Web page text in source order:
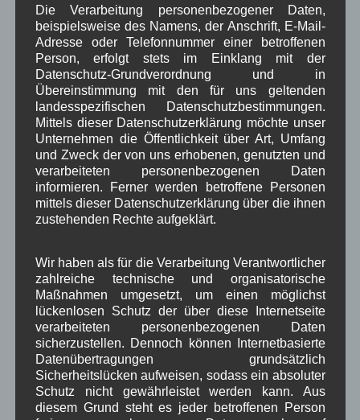
Januar 2026(8)
Dezember 2025(14)
November 2025(5)
Oktober 2025
(8)
September 2025(5)
August 2025(2)
Juli 2025(9)
Juni 2025 (7)
Mai 2025(3)
April 2025(8)
März 2025(5)
Februar 2025(9)
Januar 2025(8)
Dezember 2024(7)
Oktober 2024(10)
September 2024
(8)
August 2024(2)
Juli 2024(9)
Juni 2024(4)
Mai 2024(4)
April 2024(5)
März 2024(4)
Februar 2024(4)
Januar 2024(5)
Die Verarbeitung personenbezogener Daten,
beispielsweise des Namens, der Anschrift, E-Mail-
Adresse oder Telefonnummer einer betroffenen
Person, erfolgt stets im Einklang mit der
Datenschutz-Grundverordnung und in
Übereinstimmung mit den für uns geltenden
landesspezifischen Datenschutzbestimmungen.
Mittels dieser Datenschutzerklärung möchte unser
Unternehmen die Öffentlichkeit über Art, Umfang
und Zweck der von uns erhobenen, genutzten und
verarbeiteten personenbezogenen Daten
informieren. Ferner werden betroffene Personen
mittels dieser Datenschutzerklärung über die ihnen
zustehenden Rechte aufgeklärt.
Wir haben als für die Verarbeitung Verantwortlicher
zahlreiche technische und organisatorische
Maßnahmen umgesetzt, um einen möglichst
lückenlosen Schutz der über diese Internetseite
verarbeiteten personenbezogenen Daten
sicherzustellen. Dennoch können Internetbasierte
Datenübertragungen grundsätzlich
Sicherheitslücken aufweisen, sodass ein absoluter
Schutz nicht gewährleistet werden kann. Aus
diesem Grund steht es jeder betroffenen Person